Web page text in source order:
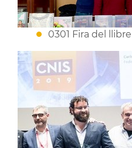
0301 Fira del